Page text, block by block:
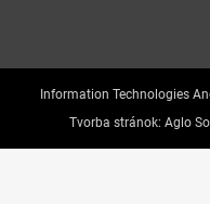
Information Technologies
Tvorba stránok: Aglo